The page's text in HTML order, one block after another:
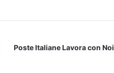
Poste Italiane Lavora con Noi